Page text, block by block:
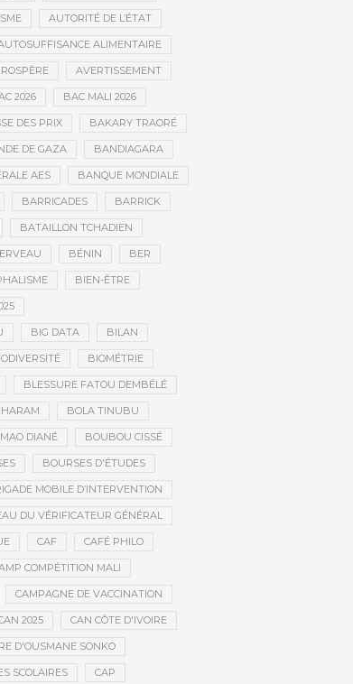
AUTORITÉ DE L’ÉTAT
ALIMENTAIRE
AVERTISSEMENT
2026 BAC MALI 2026
DES PRIX BAKARY TRAORÉ
DE GAZA BANDIAGARA
AES BANQUE MONDIALE
BARRICADES BARRICK
BATAILLON TCHADIEN
BÉNIN BER
BIEN-ÊTRE
BIG DATA BILAN
BIOMÉTRIE
BLESSURE FATOU DEMBÉLÉ
HARAM BOLA TINUBU
DIANÉ BOUBOU CISSÉ
BOURSES D'ÉTUDES
MOBILE D’INTERVENTION
DU VÉRIFICATEUR GÉNÉRAL
CAF CAFÉ PHILO
COMPÉTITION MALI
CAMPAGNE DE VACCINATION
2025 CAN CÔTE D'IVOIRE
D'OUSMANE SONKO
SCOLAIRES CAP